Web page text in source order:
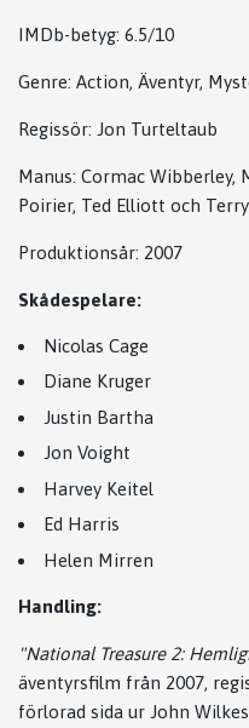
IMDb-betyg: 6.5/10
Genre: Action, Äventyr,
Regissör: Jon Turteltaub
Manus: Cormac Wibberley,
Poirier, Ted Elliott och
Produktionsår: 2007
Skådespelare:
Nicolas Cage
Diane Kruger
Justin Bartha
Jon Voight
Harvey Keitel
Ed Harris
Helen Mirren
Handling:
"National Treasure 2:
äventyrsfilm från 2007,
förlorad sida ur John